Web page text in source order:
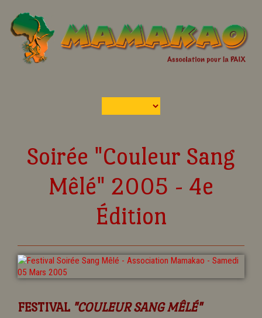
Soirée "Couleur Sang
Mêlé" 2005 - 4e
Édition
FESTIVAL "COULEUR SANG MÊLÉ"